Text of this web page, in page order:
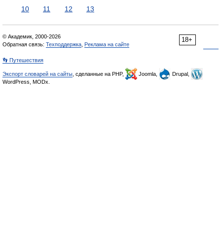
10
11 12 13
18+
© Академик, 2000-2026
Обратная связь: Техподдержка Реклама на сайте
👣 Путешествия
Экспорт словарей на сайты , сделанные на PHP, Joomla,
Drupal,
WordPress, MODx.